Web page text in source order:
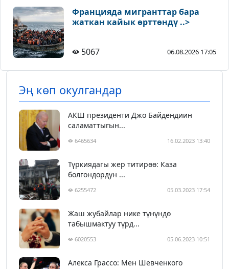
Францияда мигранттар бара
жаткан кайык өрттөндү ..>
5067 06.08.2026 17:05
Эң көп окулгандар
АКШ президенти Джо Байдендиин
саламаттыгын...
6465634 16.02.2023 13:40
Түркиядагы жер титирөө: Каза
болгондордун ...
6255472 05.03.2023 17:54
Жаш жубайлар нике түнүндө
табышмактуу түрд...
6020553 05.06.2023 10:51
Алекса Грассо: Мен Шевченкого